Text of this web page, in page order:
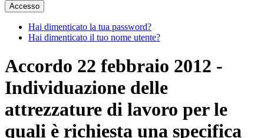
Accesso
Hai dimenticato la tua password?
Hai dimenticato il tuo nome utente?
Accordo 22 febbraio 2012 -
Individuazione delle
attrezzature di lavoro per le
quali è richiesta una specifica